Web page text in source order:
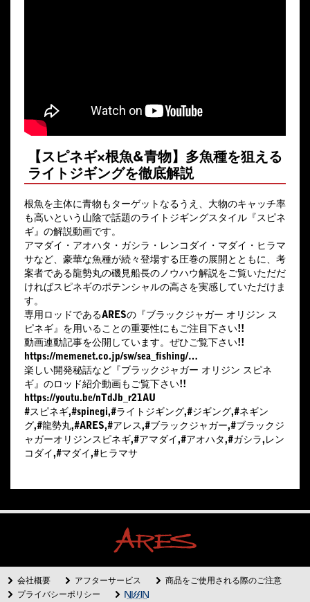
【スピネギ×根魚&青物】多魚種を狙える
ライトジギングを徹底解説
根魚を主体に青物もターゲットなるうえ、大物のキャッチ率
も高いという山陰で話題のライトジギングスタイル『スピネ
ギ』の解説動画です。
アマダイ・アオハタ・ガシラ・レンコダイ・マダイ・ヒラマ
サなど、豪華な魚種が続々登場する圧巻の展開とともに、考
案者である龍勢丸の磯見船長のノウハウ解説をご覧いただだ
ければスピネギのポテンシャルの高さを実感していただけま
す。
専用ロッドであるARESの『ブラックジャガー オリジン ス
ピネギ』を用いることの重要性にもご注目下さい!!
動画連動記事を公開しています。ぜひご覧下さい!!
https://memenet.co.jp/sw/sea_fishing/…
楽しい開発秘話など『ブラックジャガー オリジン スピネ
ギ』のロッド紹介動画もご覧下さい!!
https://youtu.be/nTdJb_r21AU
#スピネギ,#spinegi,#ライトジギング,#ジギング,#ネギン
グ,#龍勢丸,#ARES,#アレス,#ブラックジャガー,#ブラックジ
ャガーオリジンスピネギ,#アマダイ,#アオハタ,#ガシラ,レン
コダイ,#マダイ,#ヒラマサ
会社概要 アフターサービス
商品をご使用される際のご注意
プライバシーポリシー